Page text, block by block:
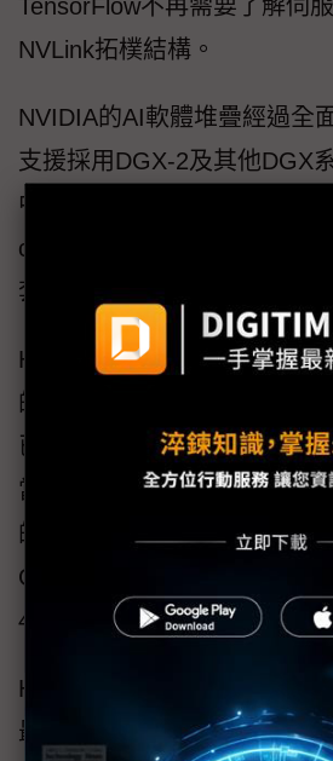
TensorFlow不再需要了解伺
NVLink拓樸結構。
NVIDIA的AI軟體堆疊經過全
支援採用DGX-2及其他DGX
中包含NVIDIA CUDA、
cuDNN以及專為機器人所設
套件(SDK)。
Hamilton表示：「TensorRT
的優化推論加速器新版本。目
已整合到TensorFlow 1.7 ，
當今最受歡迎的深度學習架
的工程師非常了解自家GPU
GPU平台的優化和高效能
4.0 軟體能加速深度學習推論
Hamilton表示：「許多
最高推論效能中獲益，並藉